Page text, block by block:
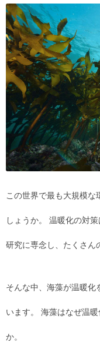
この世界で最も大規模な
しょうか。 温暖化の対
研究に専念し、たくさん
そんな中、海藻が温暖化
います。 海藻はなぜ温
か。